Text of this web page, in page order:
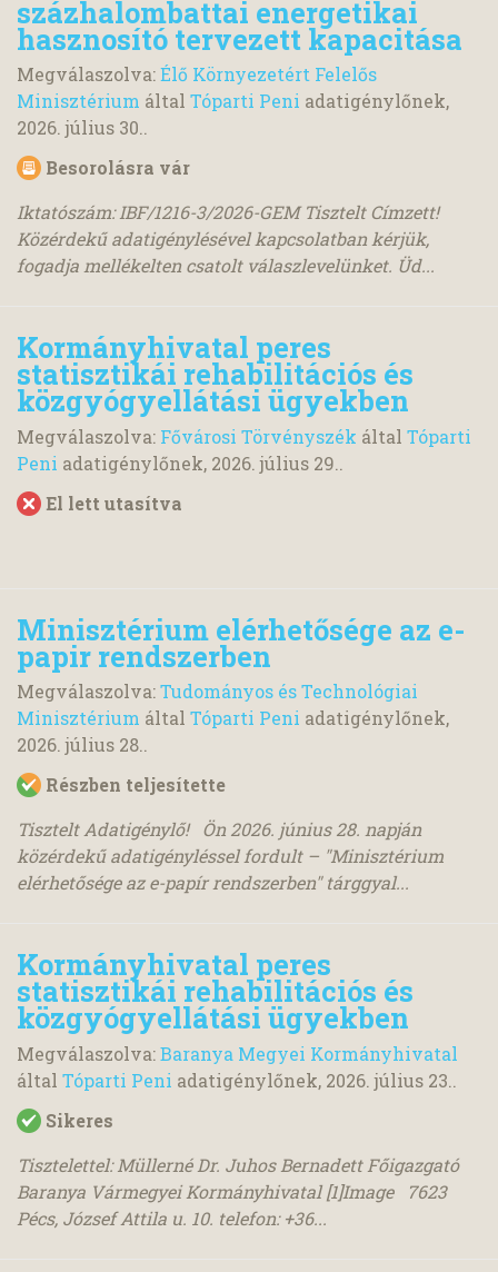
százhalombattai energetikai
hasznosító tervezett kapacitása
Megválaszolva:Élő Környezetért Felelős
Minisztérium által Tóparti Peni adatigénylőnek,
2026. július 30..
Besorolásra vár
Iktatószám: IBF/1216-3/2026-GEM Tisztelt Címzett!
Közérdekű adatigénylésével kapcsolatban kérjük,
fogadja mellékelten csatolt válaszlevelünket. Üd...
Kormányhivatal peres
statisztikái rehabilitációs és
közgyógyellátási ügyekben
Megválaszolva: Fővárosi Törvényszék által Tóparti
Peni adatigénylőnek, 2026. július 29..
El lett utasítva
Minisztérium elérhetősége az e-
papir rendszerben
Megválaszolva:Tudományos és Technológiai
Minisztérium által Tóparti Peni adatigénylőnek,
2026. július 28..
Részben teljesítette
Tisztelt Adatigénylő! Ön 2026. június 28. napján
közérdekű adatigényléssel fordult – "Minisztérium
elérhetősége az e-papír rendszerben" tárggyal...
Kormányhivatal peres
statisztikái rehabilitációs és
közgyógyellátási ügyekben
Megválaszolva:Baranya Megyei Kormányhivatal
által Tóparti Peni adatigénylőnek, 2026. július 23..
Sikeres
Tisztelettel: Müllerné Dr. Juhos Bernadett Főigazgató
Baranya Vármegyei Kormányhivatal [1]Image 7623
Pécs, József Attila u. 10. telefon: +36...